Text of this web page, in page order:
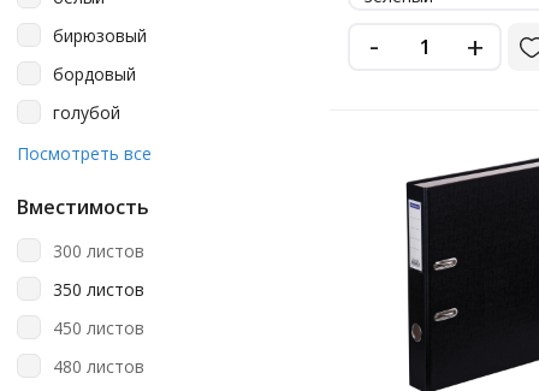
бирюзовый
бордовый
голубой
желтый
Посмотреть все
Вместимость
300 листов
350 листов
450 листов
480 листов
- +